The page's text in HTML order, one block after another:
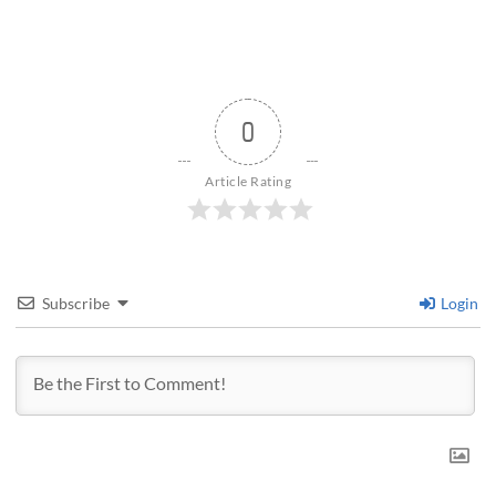
0
Article Rating
Subscribe Login